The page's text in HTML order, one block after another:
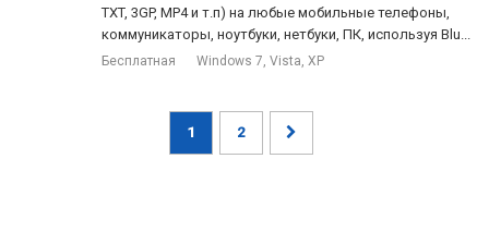
TXT, 3GP, MP4 и т.п) на любые мобильные телефоны,
коммуникаторы, ноутбуки, нетбуки, ПК, используя Blu...
Бесплатная Windows 7, Vista, XP
1 2